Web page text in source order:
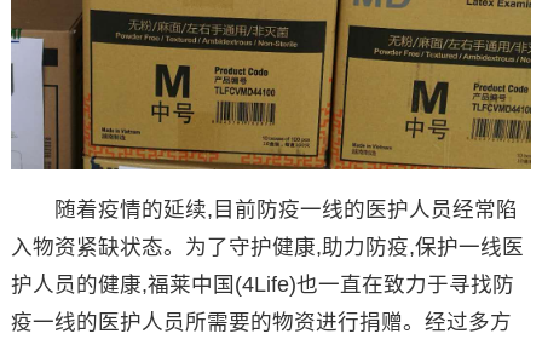
随着疫情的延续,目前防疫一线的医护人员经常陷
入物资紧缺状态。为了守护健康,助力防疫,保护一线医
护人员的健康,福莱中国(4Life)也一直在致力于寻找防
疫一线的医护人员所需要的物资进行捐赠。经过多方